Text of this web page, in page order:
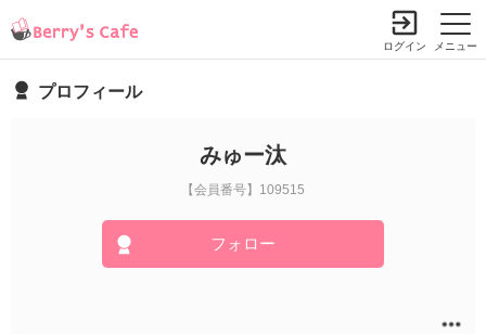
メニュー
ログイン
プロフィール
みゅー汰
【会員番号】109515
フォロー